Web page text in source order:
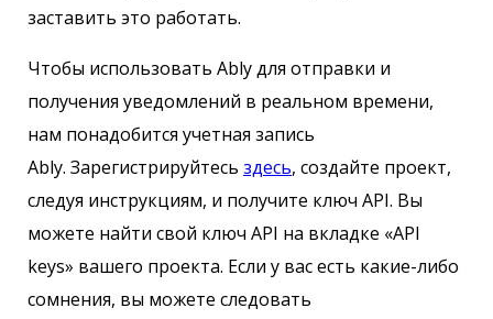
заставить это работать.
Чтобы использовать Ably для отправки и
получения уведомлений в реальном времени,
нам понадобится учетная запись
Ably. Зарегистрируйтесь здесь, создайте проект,
следуя инструкциям, и получите ключ API. Вы
можете найти свой ключ API на вкладке «API
keys» вашего проекта. Если у вас есть какие-либо
сомнения, вы можете следовать